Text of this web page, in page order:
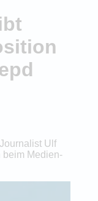
Ulf
beim Medien-